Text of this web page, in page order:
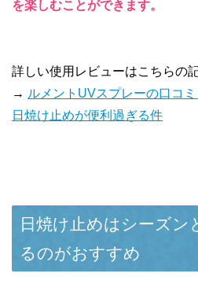
を楽しむことができます。
詳しい使用レビューはこちらの
→ ルメントUVスプレーの口コ
日焼け止めが便利過ぎる件
日焼け止めはシーズン
るのがおすすめ